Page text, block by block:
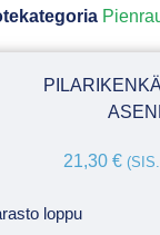
21,30€
loppu